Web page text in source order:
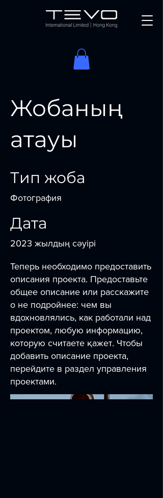
Жобаның
атауы
Тип жоба
Фотография
Дата
2023 жылдың сәуірі
Теперь необходимо предоставить
описания проекта. Предоставьте
общее описание или расскажите
о не подройнее: чем вы
вдохновлялись, как работали над
проектом, любую информацию,
которую считаете қажет. Чтобы
добавить описание проекта,
перейдите в раздел управления
проектами.